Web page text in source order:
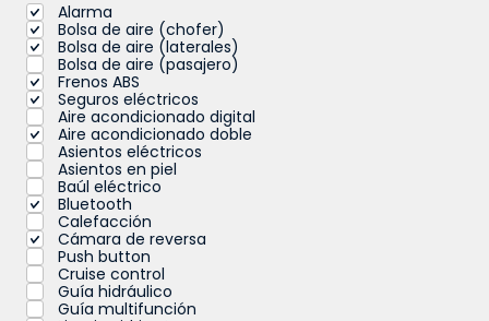
Alarma
Bolsa de aire (chofer)
Bolsa de aire (laterales)
Bolsa de aire (pasajero)
Frenos ABS
Seguros eléctricos
Aire acondicionado digital
Aire acondicionado doble
Asientos eléctricos
Asientos en piel
Baúl eléctrico
Bluetooth
Calefacción
Cámara de reversa
Push button
Cruise control
Guía hidráulico
Guía multifunción